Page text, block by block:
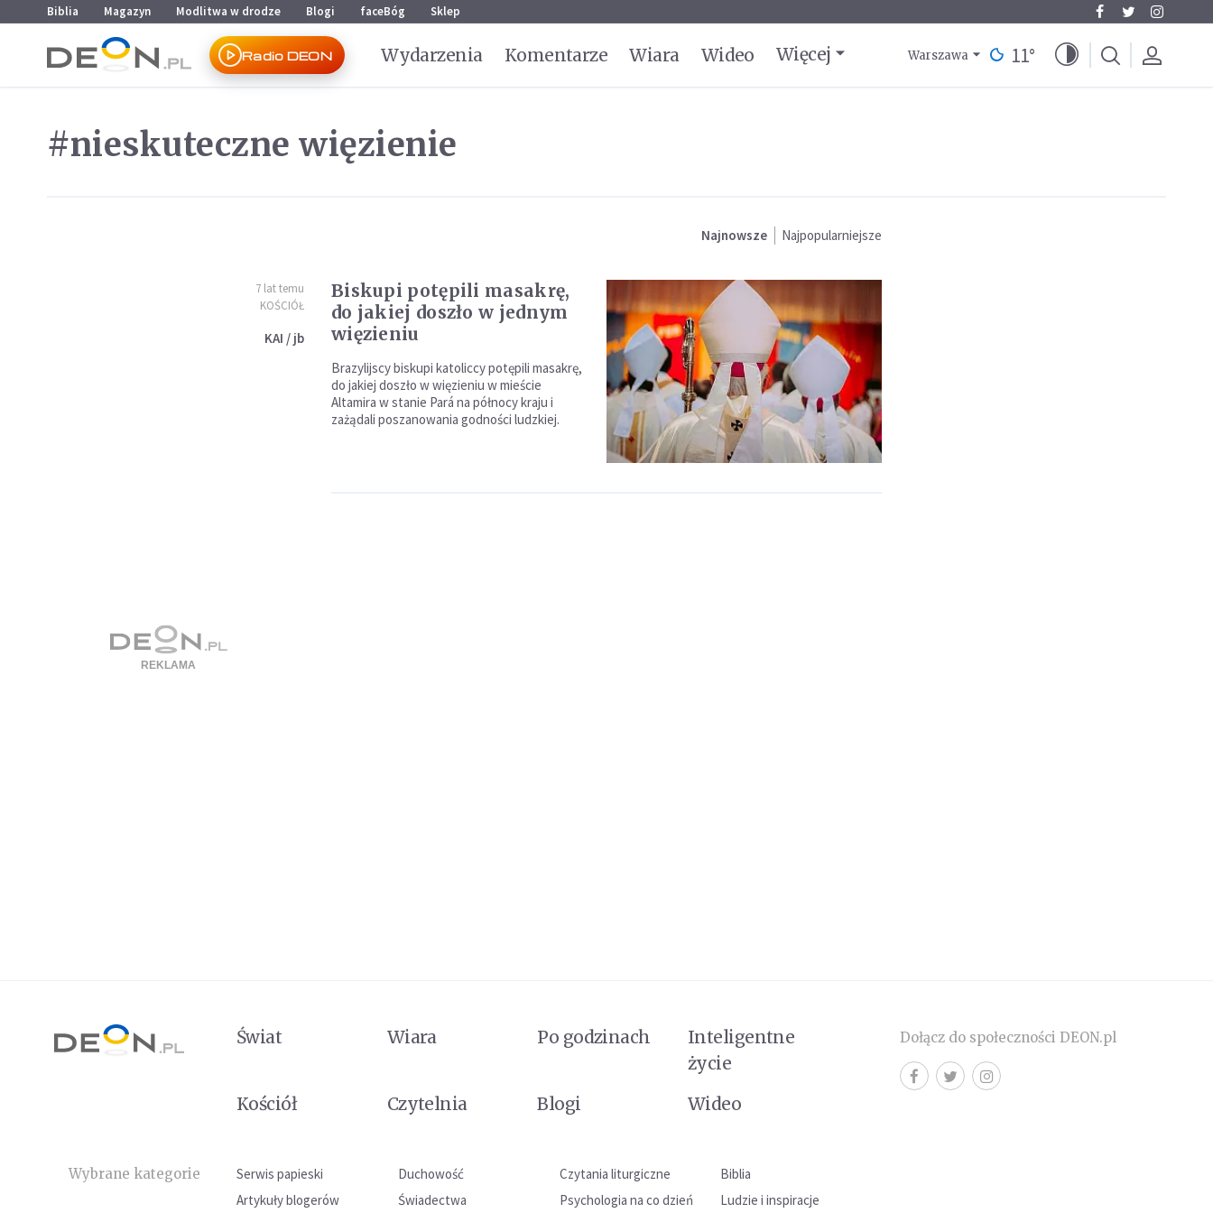
Przejdź do menu głównego
Przejdź do treści
Biblia Magazyn Modlitwa w drodze Blogi faceBóg Sklep
Radio DEON Wydarzenia Komentarze Wiara Wideo Więcej Warszawa 11°
#nieskuteczne więzienie
Najnowsze Najpopularniejsze
7 lat temu
KOŚCIÓŁ
KAI / jb
Biskupi potępili masakrę,
do jakiej doszło w jednym
więzieniu
Brazylijscy biskupi katoliccy potępili masakrę,
do jakiej doszło w więzieniu w mieście
Altamira w stanie Pará na północy kraju i
zażądali poszanowania godności ludzkiej.
Świat Wiara Po godzinach
Inteligentne
życie
Kościół
Czytelnia Blogi Wideo
Wybrane kategorie Serwis papieski Duchowość Czytania liturgiczne
Biblia
Artykuły blogerów
Świadectwa Psychologia na co dzień Ludzie i inspiracje
Dołącz do społeczności DEON.pl